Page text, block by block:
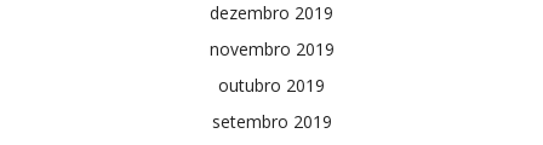
dezembro 2019
novembro 2019
outubro 2019
setembro 2019